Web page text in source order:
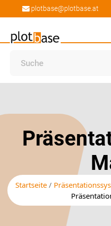
plotbase@plotbase.at
Bildgalerie
springen
Startseite
Bildgalerie
springen